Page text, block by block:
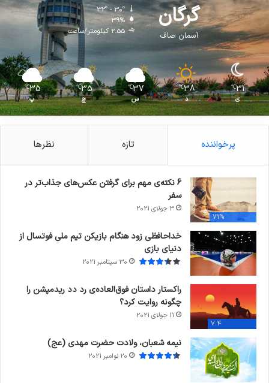
گرگان
آسمان صاف
32º - 30º
39%
2.55 کیلومتر/ساعت
31
℃
ی
38
℃
د
37
℃
س
35
℃
چ
35
℃
پ
پرخواننده تازه نظرها
71%
6 نکته‌ی مهم برای گرفتن عکس‌های جذاب‌تر در
سفر
3 جولای 2021
خداحافظی زود هنگام بازیکن تیم ملی فوتسال از
دنیای بازی
30 سپتامبر 2021
7.4
راکستار داستان فوق‌العاده‌ی رد دد ریدمپشن را
چگونه روایت کرد؟
11 جولای 2021
نیمه شعبان، ولادت حضرت مهدی (عج)
20 نوامبر 2021